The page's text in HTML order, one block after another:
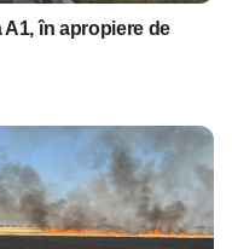
în apropiere de